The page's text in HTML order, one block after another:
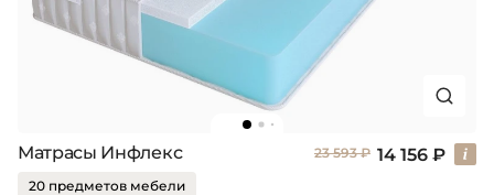
Матрасы Инфлекс 23 593 ₽ 14 156 ₽
20 предметов мебели